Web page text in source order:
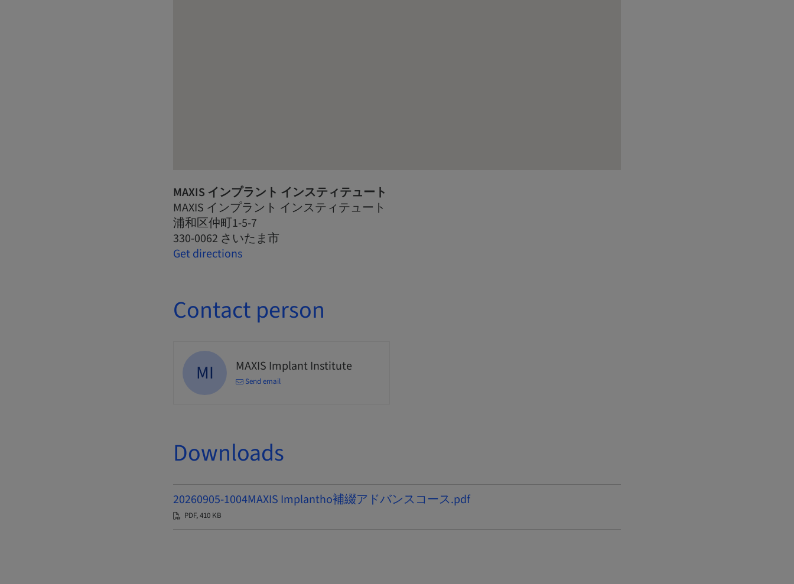
MAXIS インプラント インスティテュート
MAXIS インプラント インスティテュート
浦和区仲町1-5-7
330-0062 さいたま市
Get directions
Contact person
MI MAXIS Implant Institute
Send email
Downloads
20260905-1004MAXIS Implantho補綴アドバンスコース.pdf
PDF, 410 KB